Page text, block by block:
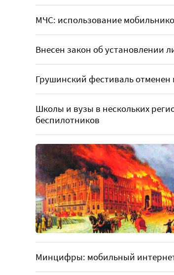
МЧС: использование
Внесен закон об установлении
Грушинский фестиваль
Школы и вузы в нескольких
беспилотников
Минцифры: мобильный